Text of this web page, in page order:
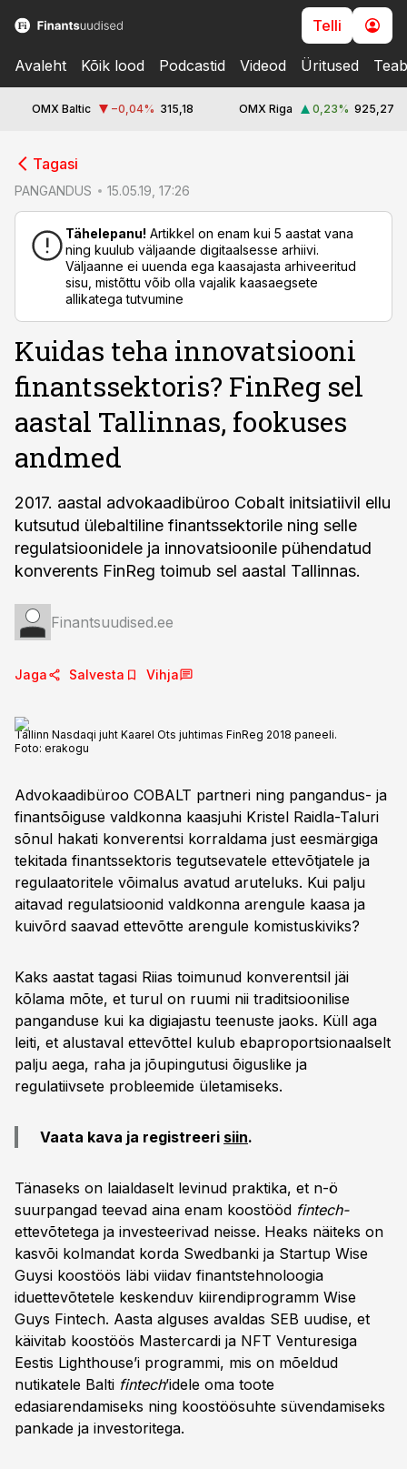
Telli
Avaleht Kõik lood Podcastid Videod Üritused
OMX Baltic −0,04% 315,18 OMX Riga 0,23% 925,27
Tagasi
PANGANDUS 15.05.19, 17:26
Tähelepanu! Artikkel on enam kui 5 aastat vana
ning kuulub väljaande digitaalsesse arhiivi.
Väljaanne ei uuenda ega kaasajasta arhiveeritud
sisu, mistõttu võib olla vajalik kaasaegsete
allikatega tutvumine
Kuidas teha innovatsiooni
finantssektoris? FinReg sel
aastal Tallinnas, fookuses
andmed
2017. aastal advokaadibüroo Cobalt initsiatiivil ellu
kutsutud ülebaltiline finantssektorile ning selle
regulatsioonidele ja innovatsioonile pühendatud
konverents FinReg toimub sel aastal Tallinnas.
Finantsuudised.ee
Jaga Salvesta Vihja
Tallinn Nasdaqi juht Kaarel Ots juhtimas FinReg 2018 paneeli.
Foto: erakogu
Advokaadibüroo COBALT partneri ning pangandus- ja
finantsõiguse valdkonna kaasjuhi Kristel Raidla-Taluri
sõnul hakati konverentsi korraldama just eesmärgiga
tekitada finantssektoris tegutsevatele ettevõtjatele ja
regulaatoritele võimalus avatud aruteluks. Kui palju
aitavad regulatsioonid valdkonna arengule kaasa ja
kuivõrd saavad ettevõtte arengule komistuskiviks?
Kaks aastat tagasi Riias toimunud konverentsil jäi
kõlama mõte, et turul on ruumi nii traditsioonilise
panganduse kui ka digiajastu teenuste jaoks. Küll aga
leiti, et alustaval ettevõttel kulub ebaproportsionaalselt
palju aega, raha ja jõupingutusi õiguslike ja
regulatiivsete probleemide ületamiseks.
Vaata kava ja registreeri siin.
Tänaseks on laialdaselt levinud praktika, et n-ö
suurpangad teevad aina enam koostööd fintech-
ettevõtetega ja investeerivad neisse. Heaks näiteks on
kasvõi kolmandat korda Swedbanki ja Startup Wise
Guysi koostöös läbi viidav finantstehnoloogia
iduettevõtetele keskenduv kiirendiprogramm Wise
Guys Fintech. Aasta alguses avaldas SEB uudise, et
käivitab koostöös Mastercardi ja NFT Venturesiga
Eestis Lighthouse’i programmi, mis on mõeldud
nutikatele Balti fintech’idele oma toote
edasiarendamiseks ning koostöösuhte süvendamiseks
pankade ja investoritega.